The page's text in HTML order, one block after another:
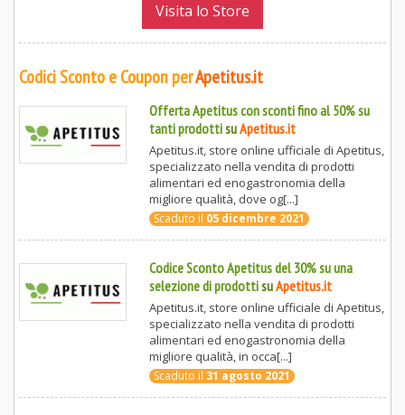
Visita lo Store
Codici Sconto e Coupon perApetitus.it
Offerta Apetitus con sconti fino al 50% su
tanti prodottisuApetitus.it
Apetitus.it, store online ufficiale di Apetitus,
specializzato nella vendita di prodotti
alimentari ed enogastronomia della
migliore qualità, dove og[...]
Scaduto il 05 dicembre 2021
Codice Sconto Apetitus del 30% su una
selezione di prodottisuApetitus.it
Apetitus.it, store online ufficiale di Apetitus,
specializzato nella vendita di prodotti
alimentari ed enogastronomia della
migliore qualità, in occa[...]
Scaduto il 31 agosto 2021